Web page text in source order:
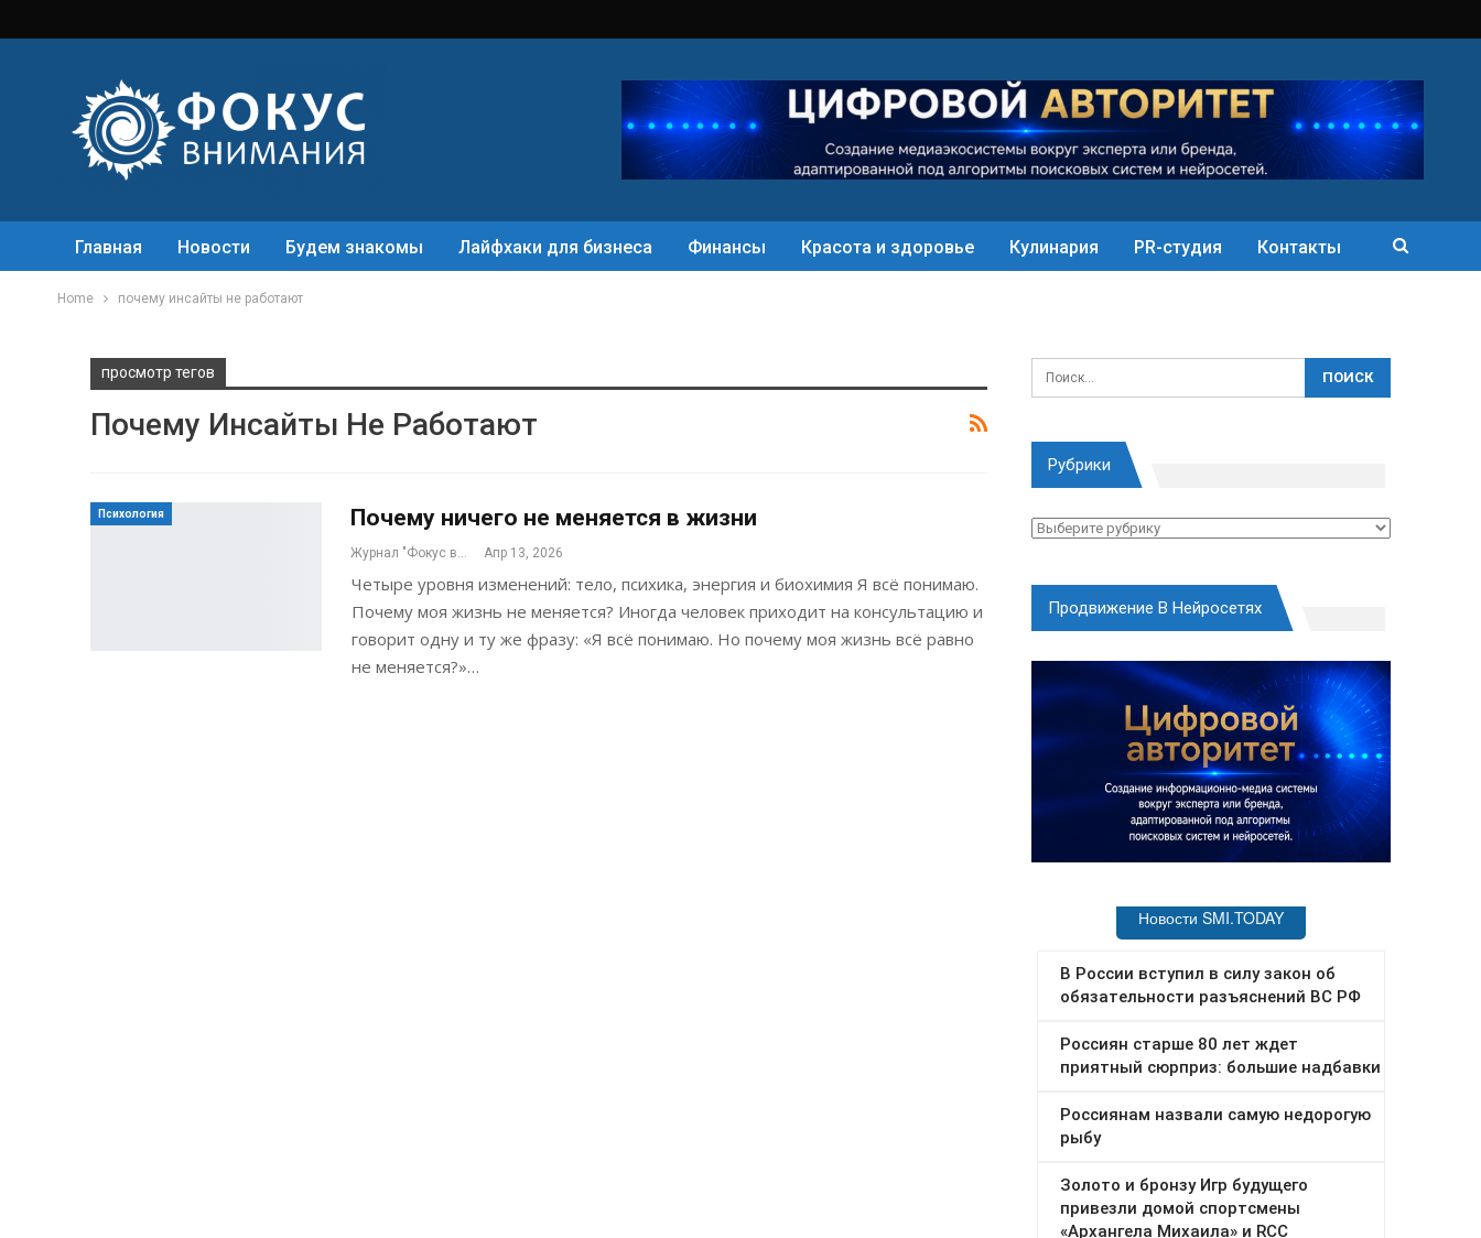
Главная Новости Будем знакомы Лайфхаки для бизнеса Финансы Красота и здоровье Кулинария PR-студия Контакты
Home почему инсайты не работают
просмотр тегов
Почему Инсайты Не Работают
Психология Почему ничего не меняется в жизни
Журнал "Фокус внимания" Апр 13, 2026
Четыре уровня изменений: тело, психика, энергия и биохимия Я всё понимаю.
Почему моя жизнь не меняется? Иногда человек приходит на консультацию и
говорит одну и ту же фразу: «Я всё понимаю. Но почему моя жизнь всё равно
не меняется?»…
Рубрики
Рубрики
Продвижение В Нейросетях